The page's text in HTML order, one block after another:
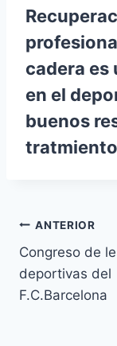
cadera es
en el
buenos
de
entradas
ANTERIOR
Congreso de
deportivas del
F.C.Barcelona